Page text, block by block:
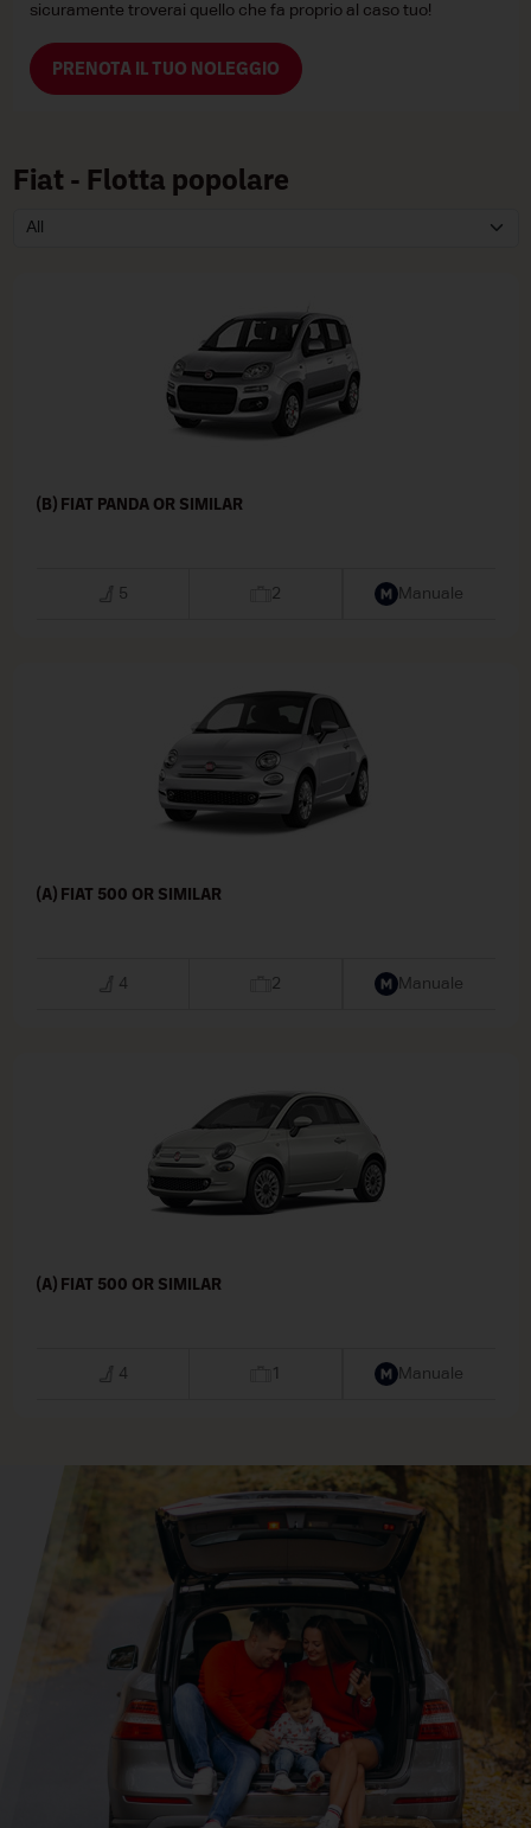
sicuramente troverai quello che fa proprio al caso tuo!
PRENOTA IL TUO NOLEGGIO
Fiat - Flotta popolare
(B) FIAT PANDA OR SIMILAR
5 2 Manuale
(A) FIAT 500 OR SIMILAR
4 2 Manuale
(A) FIAT 500 OR SIMILAR
4 1 Manuale